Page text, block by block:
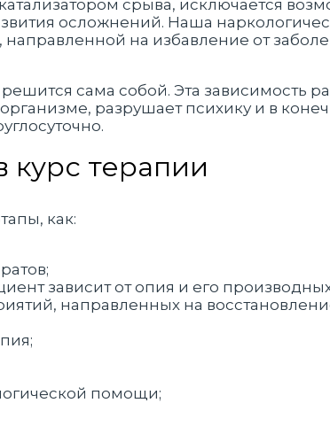
срыва, исключается
осложнений. Наша
на избавление от
сама собой. Эта зависимость
разрушает психику и в
курс терапии
как:
зависит от опия и его
направленных на
помощи;